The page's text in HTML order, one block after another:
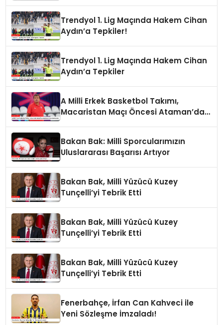
Trendyol 1. Lig Maçında Hakem Cihan
Aydın’a Tepkiler!
Trendyol 1. Lig Maçında Hakem Cihan
Aydın’a Tepkiler
A Milli Erkek Basketbol Takımı,
Macaristan Maçı Öncesi Ataman’dan
Bakan Bak: Milli Sporcularımızın
Uluslararası Başarısı Artıyor
Bakan Bak, Milli Yüzücü Kuzey
Tunçelli’yi Tebrik Etti
Bakan Bak, Milli Yüzücü Kuzey
Tunçelli’yi Tebrik Etti
Bakan Bak, Milli Yüzücü Kuzey
Tunçelli’yi Tebrik Etti
Fenerbahçe, İrfan Can Kahveci ile
Yeni Sözleşme İmzaladı!